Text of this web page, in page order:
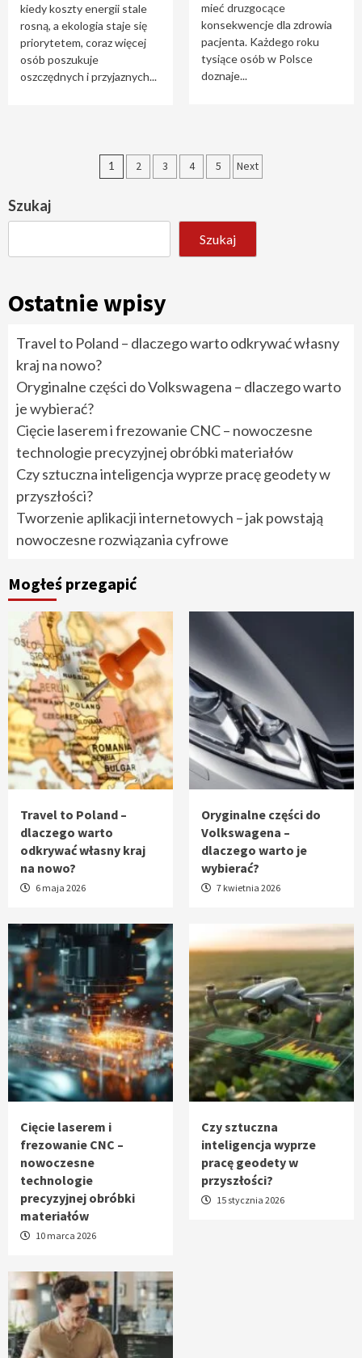
kiedy koszty energii stale
rosną, a ekologia staje się
priorytetem, coraz więcej
osób poszukuje
oszczędnych i przyjaznych...
mieć druzgocące
konsekwencje dla zdrowia
pacjenta. Każdego roku
tysiące osób w Polsce
doznaje...
Stronicowanie
1 2 3 4 5 Next
Szukaj
Szukaj
Ostatnie wpisy
Travel to Poland – dlaczego warto odkrywać własny
kraj na nowo?
Oryginalne części do Volkswagena – dlaczego warto
je wybierać?
Cięcie laserem i frezowanie CNC – nowoczesne
technologie precyzyjnej obróbki materiałów
Czy sztuczna inteligencja wyprze pracę geodety w
przyszłości?
Tworzenie aplikacji internetowych – jak powstają
nowoczesne rozwiązania cyfrowe
Mogłeś przegapić
Travel to Poland –
dlaczego warto
odkrywać własny kraj
na nowo?
6 maja 2026
Oryginalne części do
Volkswagena –
dlaczego warto je
wybierać?
7 kwietnia 2026
Cięcie laserem i
frezowanie CNC –
nowoczesne
technologie
precyzyjnej obróbki
materiałów
10 marca 2026
Czy sztuczna
inteligencja wyprze
pracę geodety w
przyszłości?
15 stycznia 2026